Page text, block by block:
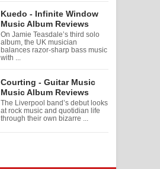
Kuedo - Infinite Window
Music Album Reviews
On Jamie Teasdale’s third solo
album, the UK musician
balances razor-sharp bass music
with ...
Courting - Guitar Music
Music Album Reviews
The Liverpool band’s debut looks
at rock music and quotidian life
through their own bizarre ...